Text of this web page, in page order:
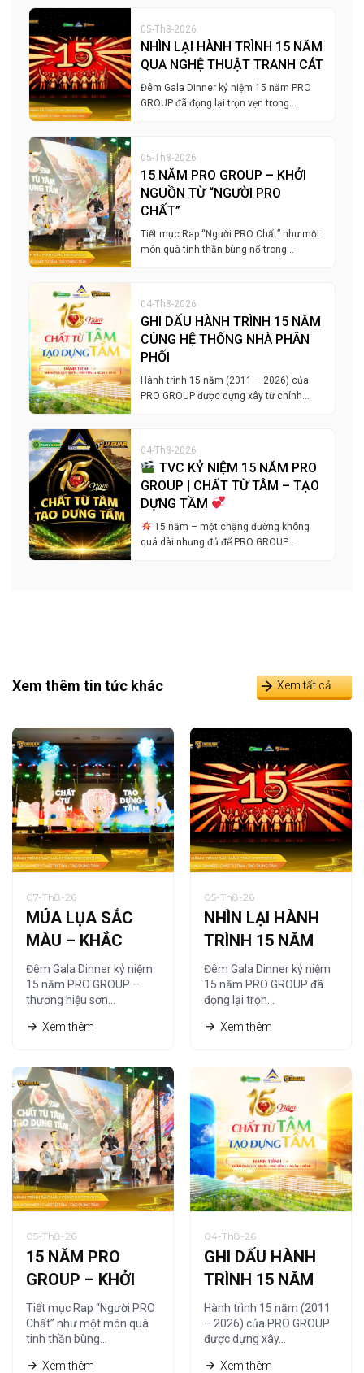
05-Th8-2026
NHÌN LẠI HÀNH TRÌNH 15 NĂM
QUA NGHỆ THUẬT TRANH CÁT
Đêm Gala Dinner kỷ niệm 15 năm PRO
GROUP đã đọng lại trọn vẹn trong…
05-Th8-2026
15 NĂM PRO GROUP – KHỞI
NGUỒN TỪ “NGƯỜI PRO
CHẤT”
Tiết mục Rap “Người PRO Chất” như một
món quà tinh thần bùng nổ trong…
04-Th8-2026
GHI DẤU HÀNH TRÌNH 15 NĂM
CÙNG HỆ THỐNG NHÀ PHÂN
PHỐI
Hành trình 15 năm (2011 – 2026) của
PRO GROUP được dựng xây từ chính…
04-Th8-2026
TVC KỶ NIỆM 15 NĂM PRO
GROUP | CHẤT TỪ TÂM – TẠO
DỰNG TẦM
15 năm – một chặng đường không
quá dài nhưng đủ để PRO GROUP…
Xem thêm tin tức khác Xem tất cả
07-Th8-26
MÚA LỤA SẮC
MÀU – KHẮC
HỌA CHẤT RIÊNG
CỦA PRO GROUP
Đêm Gala Dinner kỷ niệm
15 năm PRO GROUP –
thương hiệu sơn…
Xem thêm
05-Th8-26
NHÌN LẠI HÀNH
TRÌNH 15 NĂM
QUA NGHỆ
THUẬT TRANH
CÁT
Đêm Gala Dinner kỷ niệm
15 năm PRO GROUP đã
đọng lại trọn…
Xem thêm
05-Th8-26
15 NĂM PRO
GROUP – KHỞI
NGUỒN TỪ
“NGƯỜI PRO
CHẤT”
Tiết mục Rap “Người PRO
Chất” như một món quà
tinh thần bùng…
Xem thêm
04-Th8-26
GHI DẤU HÀNH
TRÌNH 15 NĂM
CÙNG HỆ THỐNG
NHÀ PHÂN PHỐI
Hành trình 15 năm (2011
– 2026) của PRO GROUP
được dựng xây…
Xem thêm